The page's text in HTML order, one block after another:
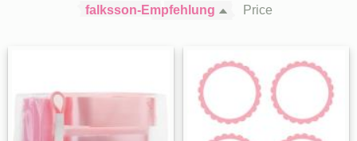
falksson-Empfehlung Price